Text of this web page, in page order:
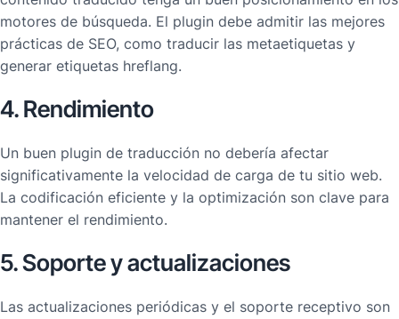
motores de búsqueda. El plugin debe admitir las mejores
prácticas de SEO, como traducir las metaetiquetas y
generar etiquetas hreflang.
4. Rendimiento
Un buen plugin de traducción no debería afectar
significativamente la velocidad de carga de tu sitio web.
La codificación eficiente y la optimización son clave para
mantener el rendimiento.
5. Soporte y actualizaciones
Las actualizaciones periódicas y el soporte receptivo son